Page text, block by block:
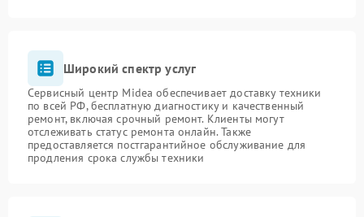
Широкий спектр услуг
Сервисный центр Midea обеспечивает доставку техники
по всей РФ, бесплатную диагностику и качественный
ремонт, включая срочный ремонт. Клиенты могут
отслеживать статус ремонта онлайн. Также
предоставляется постгарантийное обслуживание для
продления срока службы техники